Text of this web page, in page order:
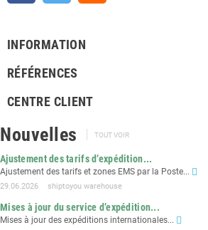
INFORMATION
RÉFÉRENCES
CENTRE CLIENT
Nouvelles TOUT VOIR
Ajustement des tarifs d’expédition...
Ajustement des tarifs et zones EMS par la Poste...
29.06.2026 shiptoyou warehouse
Mises à jour du service d’expédition...
Mises à jour des expéditions internationales...